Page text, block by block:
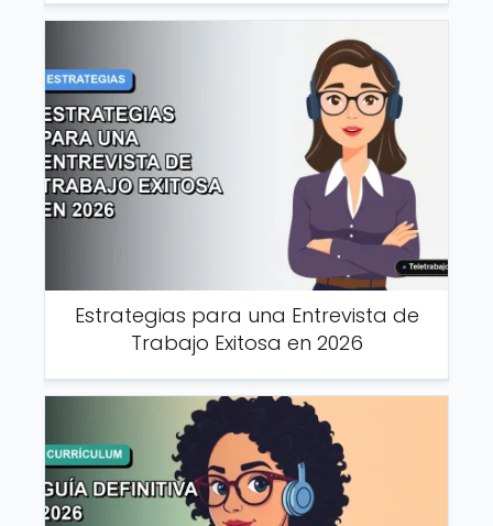
Estrategias para una Entrevista de
Trabajo Exitosa en 2026